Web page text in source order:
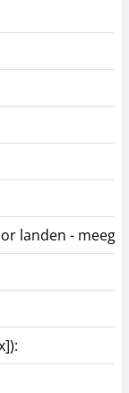
landen -